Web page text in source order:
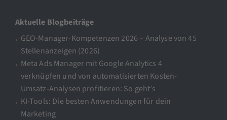
Aktuelle Blogbeiträge
GEO-Manager-Kompetenzen 2026 – Analyse von 45
Stellenanzeigen (2026)
Meta Ads Manager mit Google Analytics 4
verknüpfen und von automatisierten Kosten-
Umsatz-Analysen profitieren: So geht’s
KI-Tools: Die besten Anwendungen für dein
Marketing